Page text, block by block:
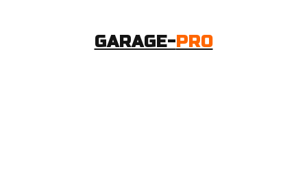
GARAGE-PRO